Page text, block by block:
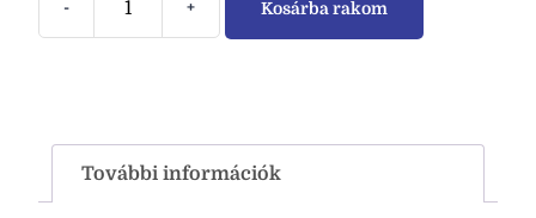
- + Kosárba rakom
További információk